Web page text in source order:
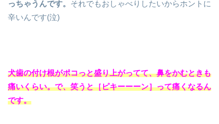
っちゃうんです。 それでもおしゃべりしたいからホントに
辛いんです(泣)
犬歯の付け根がポコっと盛り上がってて、鼻をかむときも
痛いくらい。で、笑うと［ピキーーーン］って痛くなるん
です。